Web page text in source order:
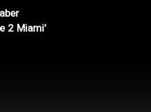
2 Miami’